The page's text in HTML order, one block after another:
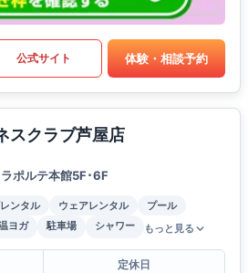
公式サイト 体験・相談予約
スクラブ芦屋店
ポルテ本館5F･6F
ンタル ウェアレンタル
プール
ヨガ 駐車場 シャワー もっと見る
定休日